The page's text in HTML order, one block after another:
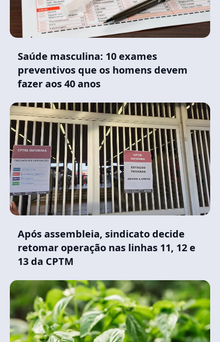
Saúde masculina: 10 exames
preventivos que os homens devem
fazer aos 40 anos
Após assembleia, sindicato decide
retomar operação nas linhas 11, 12 e
13 da CPTM